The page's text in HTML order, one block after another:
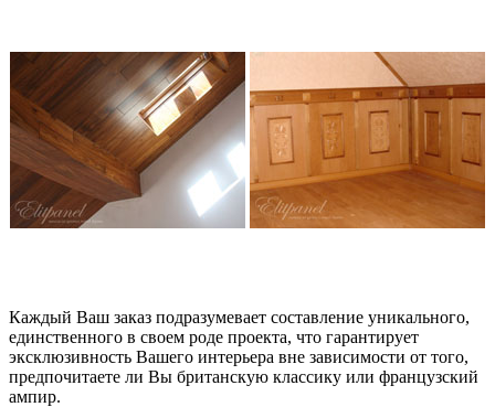
Каждый Ваш заказ подразумевает составление уникального,
единственного в своем роде проекта, что гарантирует
эксклюзивность Вашего интерьера вне зависимости от того,
предпочитаете ли Вы британскую классику или французский
ампир.